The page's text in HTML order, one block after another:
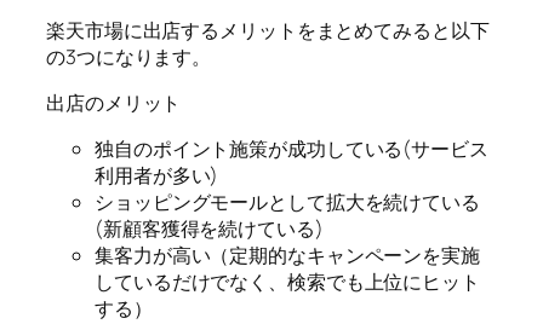
楽天市場に出店するメリットをまとめてみると以下
の3つになります。
出店のメリット
独自のポイント施策が成功している(サービス
利用者が多い)
ショッピングモールとして拡大を続けている
(新顧客獲得を続けている)
集客力が高い（定期的なキャンペーンを実施
しているだけでなく、検索でも上位にヒット
する）